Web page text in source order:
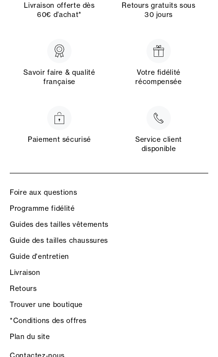
Livraison offerte dès
60€ d’achat*
Retours gratuits sous
30 jours
Savoir faire & qualité
française
Votre fidélité
récompensée
Paiement sécurisé
Service client
disponible
Foire aux questions
Programme fidélité
Guides des tailles vêtements
Guide des tailles chaussures
Guide d'entretien
Livraison
Retours
Trouver une boutique
*Conditions des offres
Plan du site